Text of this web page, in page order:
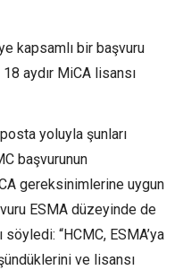
kapsamlı bir başvuru
aydır MiCA lisansı
yoluyla şunları
başvurunun
gereksinimlerine uygun
ESMA düzeyinde de
“HCMC, ESMA’ya
ve lisansı